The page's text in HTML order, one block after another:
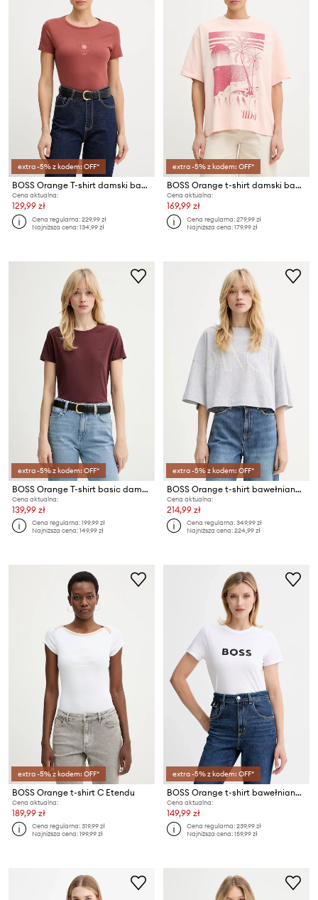
extra -5% z kodem: OFF*
BOSS Orange T-shirt damski bawełniany C Elove 4
Cena aktualna:
129,99 zł
Cena regularna:229,99 zł
Najniższa cena:134,99 zł
extra -5% z kodem: OFF*
BOSS Orange t-shirt damski bawełniany C Eboys 2
Cena aktualna:
169,99 zł
Cena regularna:279,99 zł
Najniższa cena:179,99 zł
extra -5% z kodem: OFF*
BOSS Orange T-shirt basic damski bawełniany C Esogo 1
Cena aktualna:
139,99 zł
Cena regularna:199,99 zł
Najniższa cena:149,99 zł
extra -5% z kodem: OFF*
BOSS Orange t-shirt bawełniany C Ephilas
Cena aktualna:
214,99 zł
Cena regularna:349,99 zł
Najniższa cena:224,99 zł
extra -5% z kodem: OFF*
BOSS Orange t-shirt C Etendu
Cena aktualna:
189,99 zł
Cena regularna:319,99 zł
Najniższa cena:199,99 zł
extra -5% z kodem: OFF*
BOSS Orange t-shirt bawełniany C_Elogo_5
Cena aktualna:
149,99 zł
Cena regularna:239,99 zł
Najniższa cena:159,99 zł